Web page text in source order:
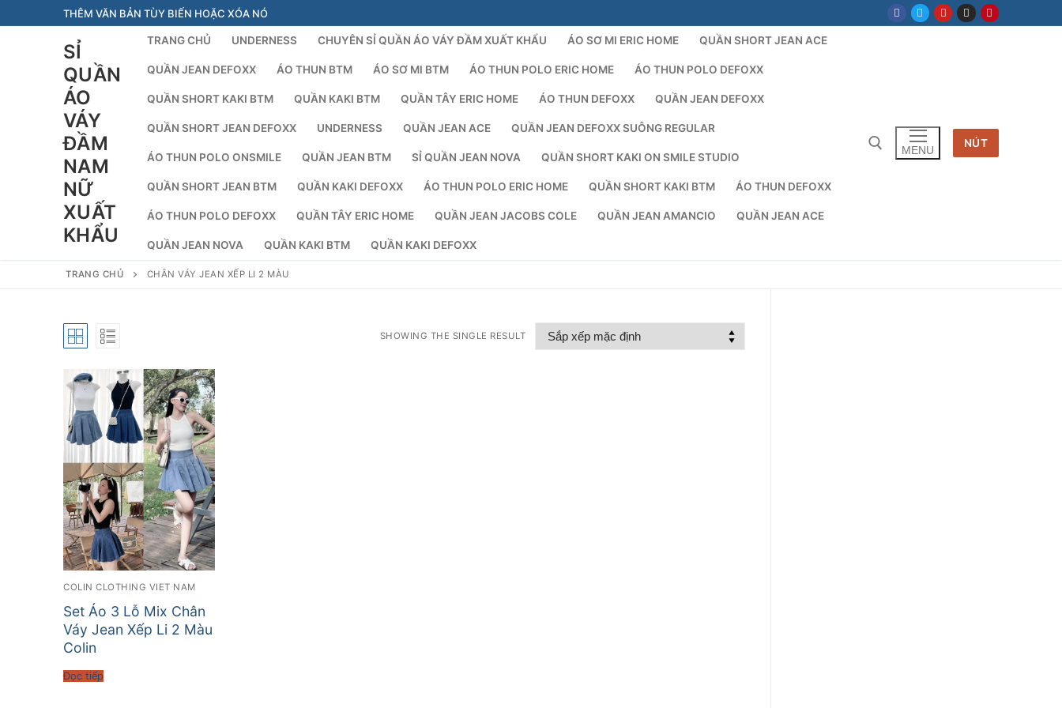
đến
THÊM VĂN BẢN TÙY BIẾN HOẶC XÓA NÓ
SỈ
QUẦN
ÁO
VÁY
ĐẦM
NAM
NỮ
XUẤT
KHẨU
TRANG CHỦ UNDERNESS CHUYÊN SỈ QUẦN ÁO VÁY ĐẦM XUẤT KHẨU ÁO SƠ MI ERIC HOME QUẦN SHORT JEAN ACE
QUẦN JEAN DEFOXX ÁO THUN BTM ÁO SƠ MI BTM ÁO THUN POLO ERIC HOME ÁO THUN POLO DEFOXX
QUẦN SHORT KAKI BTM QUẦN KAKI BTM QUẦN TÂY ERIC HOME ÁO THUN DEFOXX QUẦN JEAN DEFOXX
QUẦN SHORT JEAN DEFOXX UNDERNESS QUẦN JEAN ACE QUẦN JEAN DEFOXX SUÔNG REGULAR
ÁO THUN POLO ONSMILE QUẦN JEAN BTM SỈ QUẦN JEAN NOVA QUẦN SHORT KAKI ON SMILE STUDIO
QUẦN SHORT JEAN BTM QUẦN KAKI DEFOXX ÁO THUN POLO ERIC HOME QUẦN SHORT KAKI BTM ÁO THUN DEFOXX
ÁO THUN POLO DEFOXX QUẦN TÂY ERIC HOME QUẦN JEAN JACOBS COLE QUẦN JEAN AMANCIO QUẦN JEAN ACE
QUẦN JEAN NOVA QUẦN KAKI BTM QUẦN KAKI DEFOXX
Tìm kiếm cho:
MENU
NÚT
TRANG CHỦ CHÂN VÁY JEAN XẾP LI 2 MÀU
SHOWING THE SINGLE RESULT
COLIN CLOTHING VIET NAM
Set Áo 3 Lỗ Mix Chân
Váy Jean Xếp Li 2 Màu
Colin
Đọc tiếp